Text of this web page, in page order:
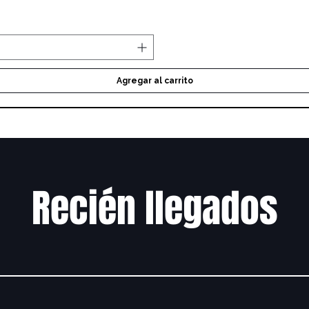
Agregar al carrito
Recién llegados